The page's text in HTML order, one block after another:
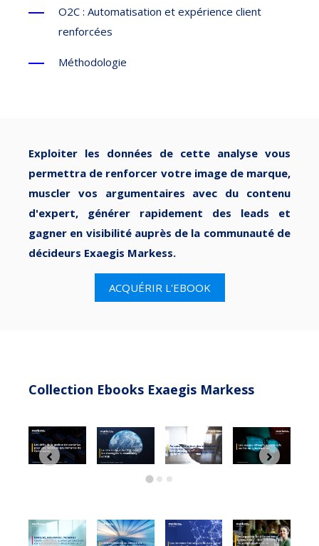
O2C : Automatisation et expérience client
renforcées
Méthodologie
Exploiter les données de cette analyse vous
permettra de renforcer votre image de marque,
muscler vos argumentaires avec du contenu
d'expert, générer rapidement des leads et
gagner en visibilité auprès de la communauté de
décideurs Exaegis Markess.
ACQUÉRIR L'EBOOK
Collection Ebooks Exaegis Markess